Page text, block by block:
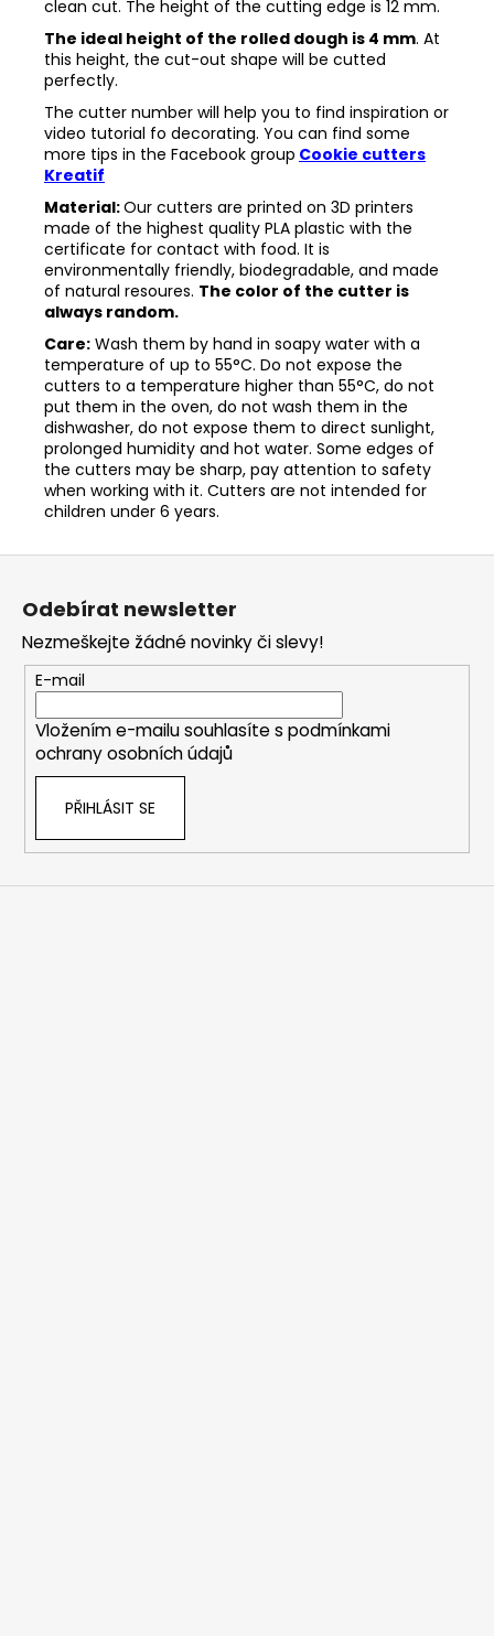
clean cut. The height of the cutting edge is 12 mm.
The ideal height of the rolled dough is 4 mm. At
this height, the cut-out shape will be cutted
perfectly.
The cutter number will help you to find inspiration or
video tutorial fo decorating. You can find some
more tips in the Facebook group Cookie cutters
Kreatif
Material:Our cutters are printed on 3D printers
made of the highest quality PLA plastic with the
certificate for contact with food. It is
environmentally friendly, biodegradable, and made
of natural resoures. The color of the cutter is
always random.
Care: Wash them by hand in soapy water with a
temperature of up to 55°C. Do not expose the
cutters to a temperature higher than 55°C, do not
put them in the oven, do not wash them in the
dishwasher, do not expose them to direct sunlight,
prolonged humidity and hot water. Some edges of
the cutters may be sharp, pay attention to safety
when working with it. Cutters are not intended for
children under 6 years.
Z
Odebírat newsletter
Nezmeškejte žádné novinky či slevy!
E-mail
Vložením e-mailu souhlasíte s podmínkami
ochrany osobních údajů
PŘIHLÁSIT SE